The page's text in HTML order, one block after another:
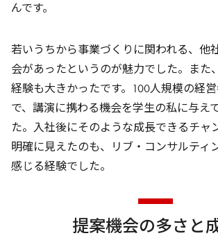
んです。
若いうちから事業づくりに関われる、他
会があったというのが魅力でした。また
経験も大きかったです。100人規模の経
で、講演に携わる機会を学生の私に与え
た。入社後にそのような成長できるチャ
明確に見えたのも、リブ・コンサルティ
感じる経験でした。
提案機会の多さと